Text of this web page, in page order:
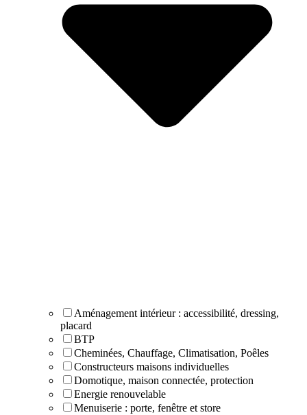
Aménagement intérieur : accessibilité, dressing,
placard
BTP
Cheminées, Chauffage, Climatisation, Poêles
Constructeurs maisons individuelles
Domotique, maison connectée, protection
Energie renouvelable
Menuiserie : porte, fenêtre et store